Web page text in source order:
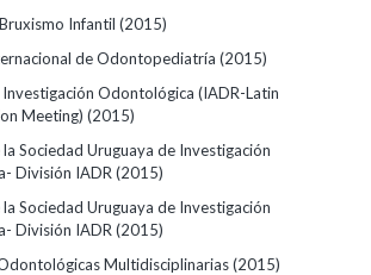
Infantil (2015)
de Odontopediatría (2015)
Odontológica (IADR-Latin
Meeting) (2015)
la Sociedad Uruguaya de Investigación
División IADR (2015)
la Sociedad Uruguaya de Investigación
División IADR (2015)
Multidisciplinarias(2015)